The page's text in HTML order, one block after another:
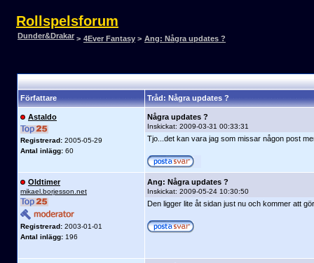
Rollspelsforum
Dunder&Drakar > 4Ever Fantasy > Ang: Några updates ?
Författare Tråd: Några updates ?
Astaldo
Registrerad: 2005-05-29
Antal inlägg: 60
Några updates ?
Inskickat: 2009-03-31 00:33:31
Tjo...det kan vara jag som missar någon post
Oldtimer
mikael.borjesson.net
Registrerad: 2003-01-01
Antal inlägg: 196
Ang: Några updates ?
Inskickat: 2009-05-24 10:30:50
Den ligger lite åt sidan just nu och kommer att